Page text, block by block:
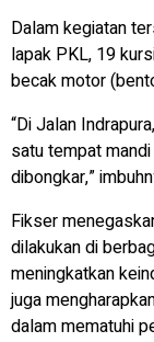
Dalam kegiatan
lapak PKL, 19
becak motor
“Di Jalan
satu tempat
dibongkar,”
Fikser
dilakukan di
meningkatkan
juga
dalam mematuhi